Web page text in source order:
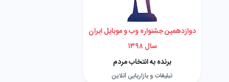
دوازدهمین جشنواره وب و موبایل ایران
سال ۱۳۹۸
برنده به انتخاب مردم
تبلیغات و بازاریابی آنلاین